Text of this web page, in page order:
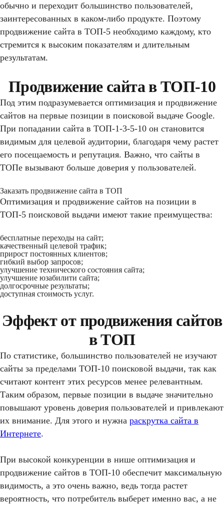
обычно и переходит большинство пользователей,
заинтересованных в каком-либо продукте. Поэтому
продвижение сайта в ТОП-5 необходимо каждому, кто
стремится к высоким показателям и длительным
результатам.
Продвижение сайта в ТОП-10
Под этим подразумевается оптимизация и продвижение
сайтов на первые позиции в поисковой выдаче Google.
При попадании сайта в ТОП-1-3-5-10 он становится
видимым для целевой аудитории, благодаря чему растет
его посещаемость и репутация. Важно, что сайты в
ТОПе вызывают больше доверия у пользователей.
Заказать продвижение сайта в ТОП
Оптимизация и продвижение сайтов на позиции в
ТОП-5 поисковой выдачи имеют такие преимущества:
бесплатные переходы на сайт;
качественный целевой трафик;
прирост постоянных клиентов;
гибкий выбор запросов;
улучшение технического состояния сайта;
улучшение юзабилити сайта;
долгосрочные результаты;
доступная стоимость услуг.
Эффект от продвижения сайтов
в ТОП
По статистике, большинство пользователей не изучают
сайты за пределами ТОП-10 поисковой выдачи, так как
считают контент этих ресурсов менее релевантным.
Таким образом, первые позиции в выдаче значительно
повышают уровень доверия пользователей и привлекают
их внимание. Для этого и нужна раскрутка сайта в
Интернете.
При высокой конкуренции в нише оптимизация и
продвижение сайтов в ТОП-10 обеспечит максимальную
видимость, а это очень важно, ведь тогда растет
вероятность, что потребитель выберет именно вас, а не